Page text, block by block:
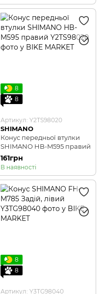
8
8
Артикул: Y2TS98020
SHIMANO
Конус передньої втулки
SHIMANO HB-M595 правий
161грн
В наявності
8
8
Артикул: Y3TG98040